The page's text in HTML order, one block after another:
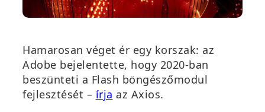
Hamarosan véget ér egy korszak: az
Adobe bejelentette, hogy 2020-ban
beszünteti a Flash böngészőmodul
fejlesztését – írja az Axios.